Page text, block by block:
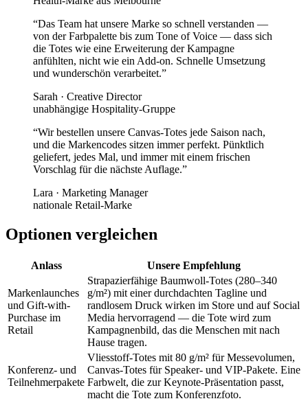
“Das Team hat unsere Marke so schnell verstanden —
von der Farbpalette bis zum Tone of Voice — dass sich
die Totes wie eine Erweiterung der Kampagne
anfühlten, nicht wie ein Add-on. Schnelle Umsetzung
und wunderschön verarbeitet.”
Sarah · Creative Director
unabhängige Hospitality-Gruppe
“Wir bestellen unsere Canvas-Totes jede Saison nach,
und die Markencodes sitzen immer perfekt. Pünktlich
geliefert, jedes Mal, und immer mit einem frischen
Vorschlag für die nächste Auflage.”
Lara · Marketing Manager
nationale Retail-Marke
Optionen vergleichen
Anlass Unsere Empfehlung
Markenlaunches
und Gift-with-
Purchase im
Retail
Strapazierfähige Baumwoll-Totes (280–340
g/m²) mit einer durchdachten Tagline und
randlosem Druck wirken im Store und auf Social
Media hervorragend — die Tote wird zum
Kampagnenbild, das die Menschen mit nach
Hause tragen.
Konferenz- und
Teilnehmerpakete
Vliesstoff-Totes mit 80 g/m² für Messevolumen,
Canvas-Totes für Speaker- und VIP-Pakete. Eine
Farbwelt, die zur Keynote-Präsentation passt,
macht die Tote zum Konferenzfoto.